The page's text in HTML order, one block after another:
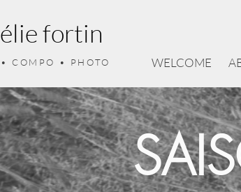
fortin
COMPO • PHOTO WELCOME